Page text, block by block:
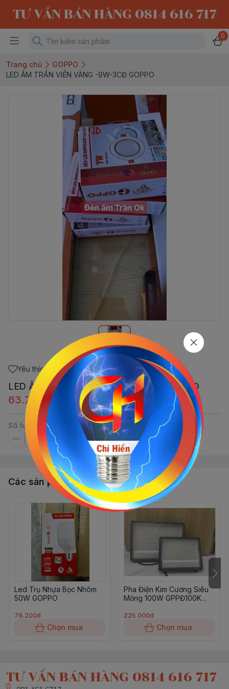
TƯ VẤN BÁN HÀNG 0814 616 717
0
Trang chủ
GOPPO
LED ÂM TRẦN VIỀN VÀNG -9W-3CĐ GOPPO
Yêu thích
LED ÂM TRẦN VIỀN VÀNG -9W-3CĐ GOPPO
63.700đ
Số lượng
Các sản phẩm, dịch vụ khác
Led Trụ Nhựa Bọc Nhôm
50W GOPPO
76.200đ
Chọn mua
Pha Điện Kim Cương Siêu
Mỏng 100W GPPĐ100K
225.000đ
Chọn mua
TƯ VẤN BÁN HÀNG 0814 616 717